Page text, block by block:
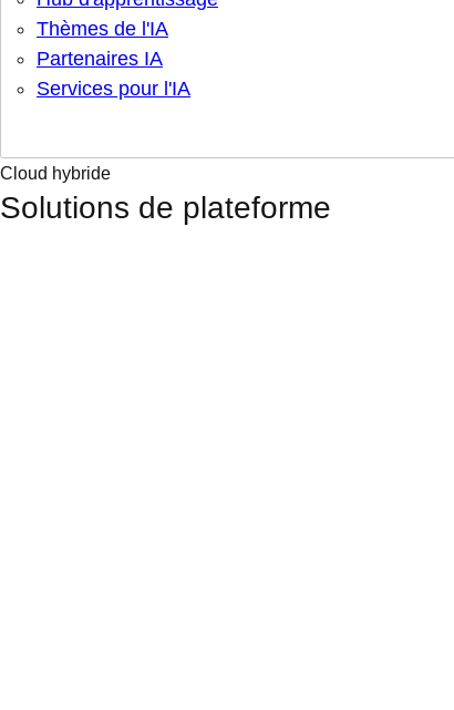
Thèmes de l'IA
Partenaires IA
Services pour l'IA
Cloud hybride
Solutions de plateforme